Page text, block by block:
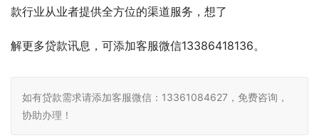
款行业从业者提供全方位的渠道服务，想了
解更多贷款讯息，可添加客服微信13386418136。
如有贷款需求请添加客服微信：13361084627，免费咨询，
协助办理！